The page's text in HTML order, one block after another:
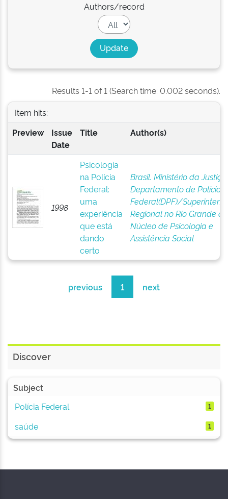
Authors/record
Results 1-1 of 1 (Search time: 0.002 seconds).
Item hits:
Preview
Issue
Date
Title Author(s)
1998
Psicologia
na Polícia
Federal:
uma
experiência
que está
dando
certo
Brasil. Ministério da Justiça
Departamento de Polícia
Federal(DPF)/
Regional no Rio Grande
Núcleo de Psicologia e
Assistência Social
previous 1 next
Discover
Subject
Polícia Federal
1
saúde 1